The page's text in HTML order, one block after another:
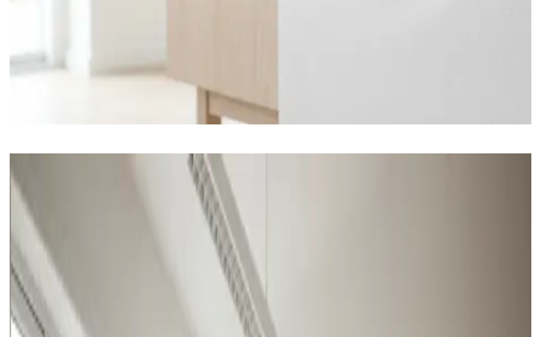
Vores ventilationsløsninger i Løgstør
Industri, produktion, lager og kontor i Løgstør: vi leverer
ventilation der matcher belastningen og overholder
Arbejdstilsynets krav.
Procesventilation